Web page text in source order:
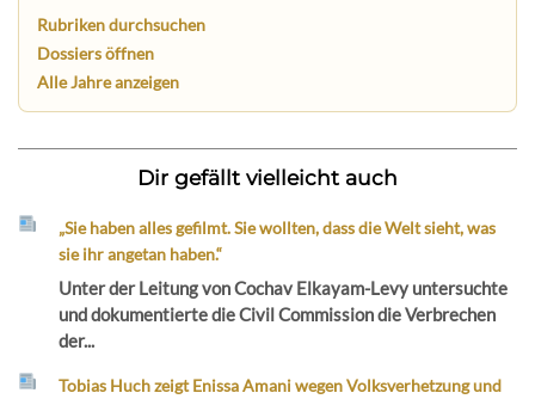
Rubriken durchsuchen
Dossiers öffnen
Alle Jahre anzeigen
Dir gefällt vielleicht auch
„Sie haben alles gefilmt. Sie wollten, dass die Welt sieht, was
sie ihr angetan haben.“
Unter der Leitung von Cochav Elkayam-Levy untersuchte
und dokumentierte die Civil Commission die Verbrechen
der...
Tobias Huch zeigt Enissa Amani wegen Volksverhetzung und